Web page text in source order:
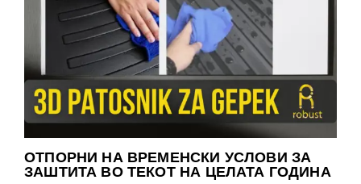
ОТПОРНИ НА ВРЕМЕНСКИ УСЛОВИ ЗА
ЗАШТИТА ВО ТЕКОТ НА ЦЕЛАТА ГОДИНА